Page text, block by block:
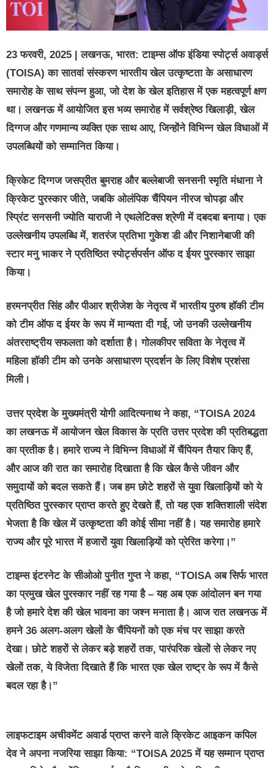
23 फरवरी, 2025 | लखनऊ, भारत: टाइम्स ऑफ इंडिया स्पोर्ट्स अवार्ड्स
(TOISA) का सातवां संस्करण भारतीय खेल उत्कृष्टता के असाधारण
समारोह के साथ संपन्न हुआ, जो देश के खेल इतिहास में एक महत्वपूर्ण क्षण
था। लखनऊ में आयोजित इस भव्य समारोह में सर्वश्रेष्ठ खिलाड़ी, खेल
दिग्गज और गणमान्य व्यक्ति एक साथ आए, जिन्होंने विभिन्न खेल विधाओं में
उपलब्धियों को सम्मानित किया।
क्रिकेट दिग्गज जसप्रीत बुमराह और बल्लेबाजी सनसनी स्मृति मंधाना ने
क्रिकेट पुरस्कार जीते, जबकि ओलंपिक चैंपियन नीरज चोपड़ा और
स्प्रिंट सनसनी ज्योति याराजी ने एथलेटिक्स श्रेणी में दबदबा बनाया। एक
उल्लेखनीय उपलब्धि में, शतरंज प्रतिभा गुकेश डी और निशानेबाजी की
स्टार मनु भाकर ने प्रतिष्ठित स्पोर्ट्सपर्सन ऑफ द ईयर पुरस्कार साझा
किया।
हरमनप्रीत सिंह और पीआर श्रीजेश के नेतृत्व में भारतीय पुरुष हॉकी टीम
को टीम ऑफ द ईयर के रूप में मान्यता दी गई, जो उनकी उल्लेखनीय
अंतरराष्ट्रीय सफलता को दर्शाता है। गोलकीपर सविता के नेतृत्व में
महिला हॉकी टीम को उनके असाधारण प्रदर्शन के लिए विशेष प्रशंसा
मिली।
उत्तर प्रदेश के मुख्यमंत्री योगी आदित्यनाथ ने कहा, “TOISA 2024
का लखनऊ में आयोजन खेल विकास के प्रति उत्तर प्रदेश की प्रतिबद्धता
का प्रतीक है। हमारे राज्य ने विभिन्न विधाओं में चैंपियन तैयार किए हैं,
और आज की रात का समारोह दिखाता है कि खेल कैसे जीवन और
समुदायों को बदल सकते हैं। जब हम छोटे शहरों से युवा खिलाड़ियों को ये
प्रतिष्ठित पुरस्कार प्राप्त करते हुए देखते हैं, तो यह एक शक्तिशाली संदेश
भेजता है कि खेल में उत्कृष्टता की कोई सीमा नहीं है। यह समारोह हमारे
राज्य और पूरे भारत में हजारों युवा खिलाड़ियों को प्रेरित करेगा।”
टाइम्स इंटरनेट के सीओओ पुनीत गुप्त ने कहा, “TOISA अब सिर्फ भारत
का प्रमुख खेल पुरस्कार नहीं रह गया है – यह अब एक आंदोलन बन गया
है जो हमारे देश की खेल भावना का जश्न मनाता है। आज रात लखनऊ में
हमने 36 अलग-अलग खेलों के चैंपियनों को एक मंच पर साझा करते
देखा। छोटे शहरों से लेकर बड़े शहरों तक, पारंपरिक खेलों से लेकर नए
खेलों तक, ये विजेता दिखाते हैं कि भारत एक खेल राष्ट्र के रूप में कैसे
बदल रहा है।”
लाइफटाइम अचीवमेंट अवार्ड प्राप्त करने वाले क्रिकेट आइकन कपिल
देव ने अपना नजरिया साझा किया: “TOISA 2025 में यह सम्मान प्राप्त